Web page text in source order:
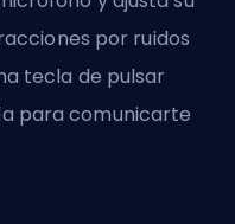
por ruidos
tecla de pulsar
para comunicarte